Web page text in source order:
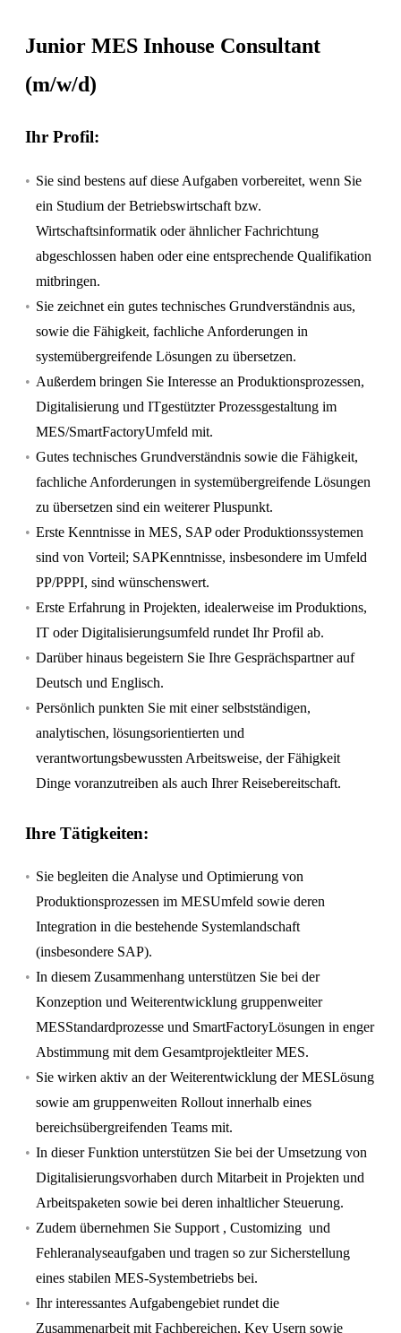
Junior MES Inhouse Consultant
(m/w/d)
Ihr Profil:
Sie sind bestens auf diese Aufgaben vorbereitet, wenn Sie
ein Studium der Betriebswirtschaft bzw.
Wirtschaftsinformatik oder ähnlicher Fachrichtung
abgeschlossen haben oder eine entsprechende Qualifikation
mitbringen.
Sie zeichnet ein gutes technisches Grundverständnis aus,
sowie die Fähigkeit, fachliche Anforderungen in
systemübergreifende Lösungen zu übersetzen.
Außerdem bringen Sie Interesse an Produktionsprozessen,
Digitalisierung und ITgestützter Prozessgestaltung im
MES/SmartFactoryUmfeld mit.
Gutes technisches Grundverständnis sowie die Fähigkeit,
fachliche Anforderungen in systemübergreifende Lösungen
zu übersetzen sind ein weiterer Pluspunkt.
Erste Kenntnisse in MES, SAP oder Produktionssystemen
sind von Vorteil; SAPKenntnisse, insbesondere im Umfeld
PP/PPPI, sind wünschenswert.
Erste Erfahrung in Projekten, idealerweise im Produktions,
IT oder Digitalisierungsumfeld rundet Ihr Profil ab.
Darüber hinaus begeistern Sie Ihre Gesprächspartner auf
Deutsch und Englisch.
Persönlich punkten Sie mit einer selbstständigen,
analytischen, lösungsorientierten und
verantwortungsbewussten Arbeitsweise, der Fähigkeit
Dinge voranzutreiben als auch Ihrer Reisebereitschaft.
Ihre Tätigkeiten:
Sie begleiten die Analyse und Optimierung von
Produktionsprozessen im MESUmfeld sowie deren
Integration in die bestehende Systemlandschaft
(insbesondere SAP).
In diesem Zusammenhang unterstützen Sie bei der
Konzeption und Weiterentwicklung gruppenweiter
MESStandardprozesse und SmartFactoryLösungen in enger
Abstimmung mit dem Gesamtprojektleiter MES.
Sie wirken aktiv an der Weiterentwicklung der MESLösung
sowie am gruppenweiten Rollout innerhalb eines
bereichsübergreifenden Teams mit.
In dieser Funktion unterstützen Sie bei der Umsetzung von
Digitalisierungsvorhaben durch Mitarbeit in Projekten und
Arbeitspaketen sowie bei deren inhaltlicher Steuerung.
Zudem übernehmen Sie Support , Customizing und
Fehleranalyseaufgaben und tragen so zur Sicherstellung
eines stabilen MES-Systembetriebs bei.
Ihr interessantes Aufgabengebiet rundet die
Zusammenarbeit mit Fachbereichen, Key Usern sowie